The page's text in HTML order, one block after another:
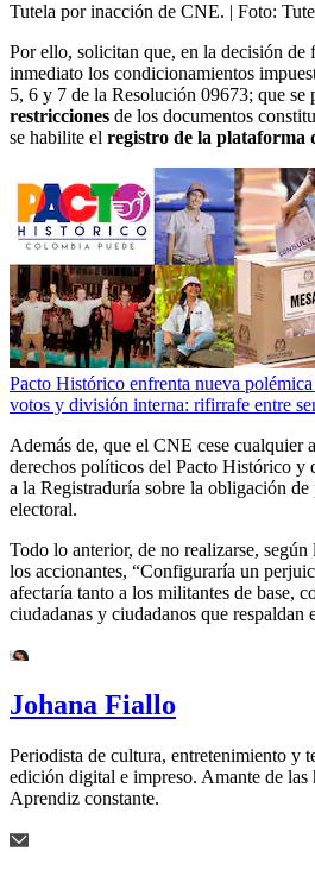
Tutela por inacción de CNE. | Foto:
Por ello, solicitan que, en la decisión de
inmediato los condicionamientos
5, 6 y 7 de la Resolución 09673; que se
restricciones de los documentos
se habilite el registro de la plataforma
Pacto Histórico enfrenta nueva
votos y división interna: rifirrafe entre
Además de, que el CNE cese cualquier
derechos políticos del Pacto Histórico y
a la Registraduría sobre la obligación
electoral.
Todo lo anterior, de no realizarse,
los accionantes, “Configuraría un
afectaría tanto a los militantes de base,
ciudadanas y ciudadanos que respaldan
Johana Fiallo
Periodista de cultura, entretenimiento y
edición digital e impreso. Amante de las
Aprendiz constante.